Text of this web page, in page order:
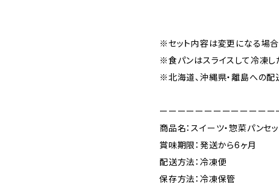
※セット内容は変更になる場合
※食パンはスライスして冷凍し
※北海道、沖縄県・離島への配
ーーーーーーーーーーーーー
商品名：スイーツ・惣菜パンセッ
賞味期限：発送から6ヶ月
配送方法：冷凍便
保存方法：冷凍保管